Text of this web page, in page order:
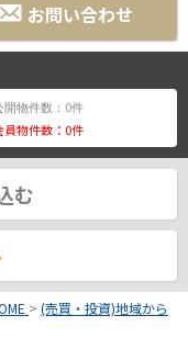
お問い合わせ
開物件数： 0件
員物件数： 0件
む
> (売買・投資)地域から